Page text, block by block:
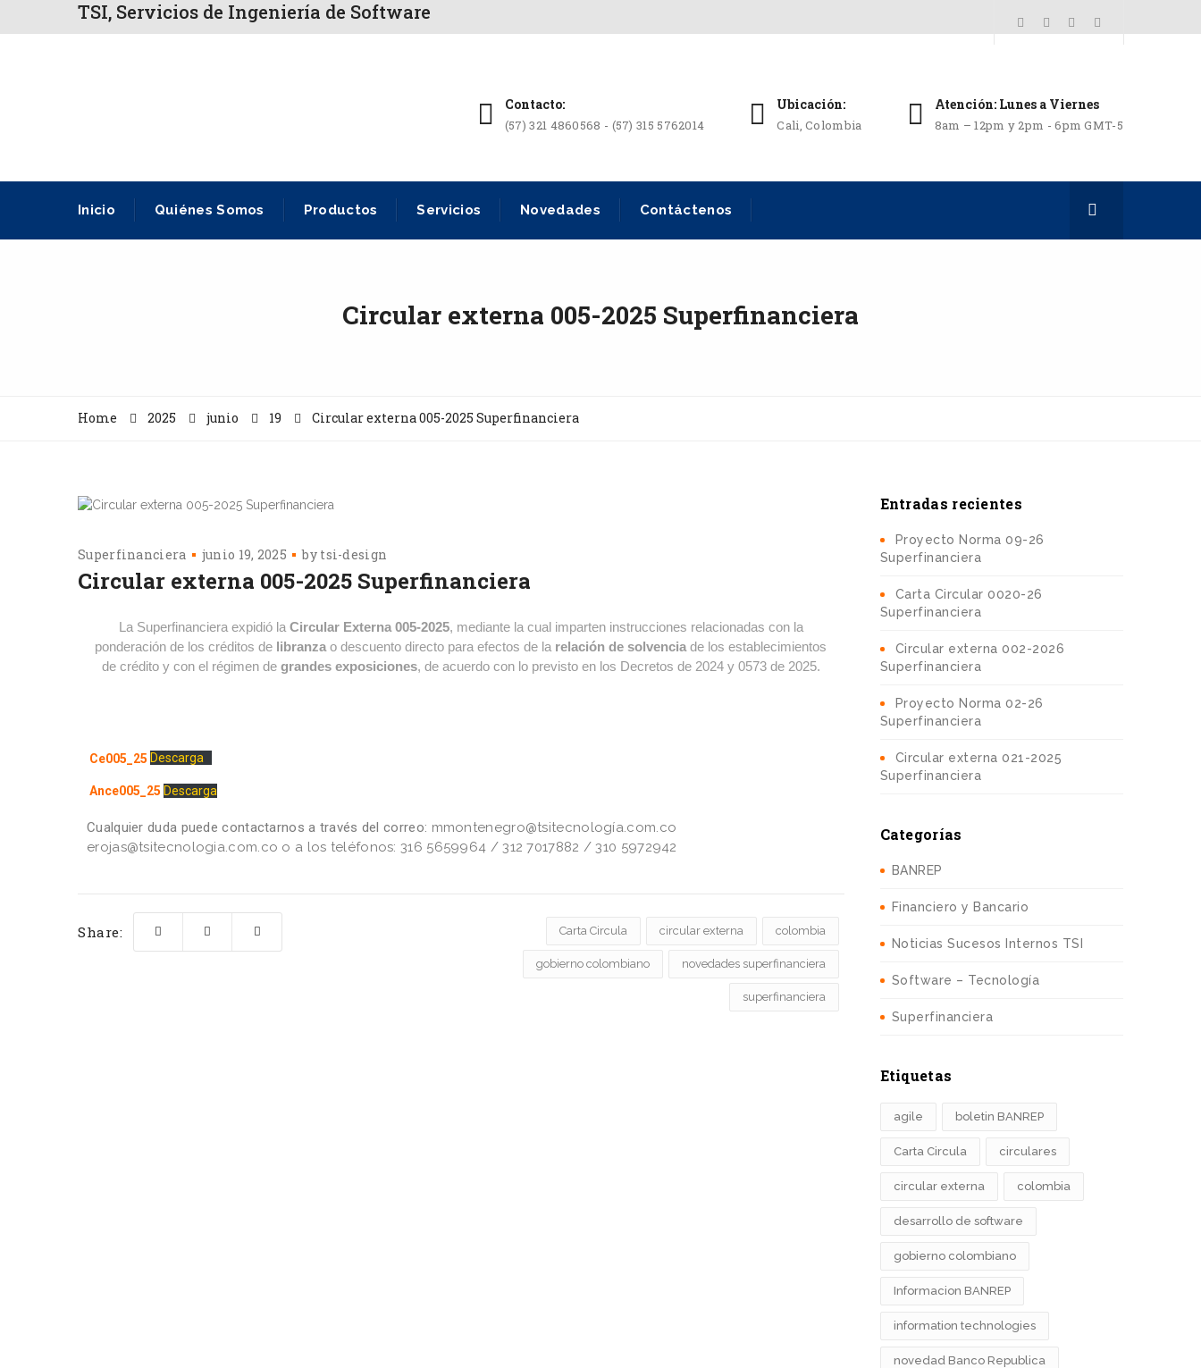
TSI, Servicios de Ingeniería de Software
Contacto:
(57) 321 4860568 - (57) 315 5762014
Ubicación:
Cali, Colombia
Atención: Lunes a Viernes
8am – 12pm y 2pm - 6pm GMT-5
Inicio Quiénes Somos Productos Servicios Novedades Contáctenos
Circular externa 005-2025 Superfinanciera
Home 2025 junio 19 Circular externa 005-2025 Superfinanciera
Superfinanciera junio 19, 2025 by tsi-design
Circular externa 005-2025 Superfinanciera
La Superfinanciera expidió laCircular Externa 005-2025, mediante la cual imparten instrucciones relacionadas con la
ponderación de los créditos de libranzao descuento directo para efectos de la relación de solvenciade los establecimientos
de crédito y con el régimen de grandes exposiciones, de acuerdo con lo previsto en los Decretos de 2024 y 0573 de 2025.
Ce005_25 Descarga
Ance005_25 Descarga
Cualquier duda puede contactarnos a través del correo: mmontenegro@tsitecnología.com.co
erojas@tsitecnologia.com.co o a los teléfonos: 316 5659964 / 312 7017882 / 310 5972942
Share: Carta Circula circular externa colombia
gobierno colombiano novedades superfinanciera
superfinanciera
Entradas recientes
Proyecto Norma 09-26
Superfinanciera
Carta Circular 0020-26
Superfinanciera
Circular externa 002-2026
Superfinanciera
Proyecto Norma 02-26
Superfinanciera
Circular externa 021-2025
Superfinanciera
Categorías
BANREP
Financiero y Bancario
Noticias Sucesos Internos TSI
Software – Tecnología
Superfinanciera
Etiquetas
agile boletin BANREP
Carta Circula circulares
circular externa colombia
desarrollo de software
gobierno colombiano
Informacion BANREP
information technologies
novedad Banco Republica